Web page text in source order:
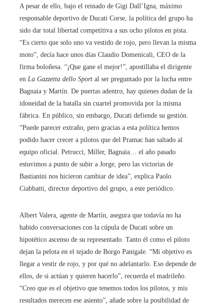
A pesar de ello, bajo el reinado de Gigi Dall’Igna, máximo
responsable deportivo de Ducati Corse, la política del grupo ha
sido dar total libertad competitiva a sus ocho pilotos en pista.
“Es cierto que solo uno va vestido de rojo, pero llevan la misma
moto”, decía hace unos días Claudio Domenicali, CEO de la
firma boloñesa. “¡Que gane el mejor!”, apostillaba el dirigente
en La Gazzetta dello Sport al ser preguntado por la lucha entre
Bagnaia y Martín. De puertas adentro, hay quienes dudan de la
idoneidad de la batalla sin cuartel promovida por la misma
fábrica. En público, sin embargo, Ducati defiende su gestión.
“Puede parecer extraño, pero gracias a esta política hemos
podido hacer crecer a pilotos que del Pramac han saltado al
equipo oficial. Petrucci, Miller, Bagnaia… el año pasado
estuvimos a punto de subir a Jorge, pero las victorias de
Bastianini nos hicieron cambiar de idea”, explica Paolo
Ciabbatti, director deportivo del grupo, a este periódico.
Albert Valera, agente de Martín, asegura que todavía no ha
habido conversaciones con la cúpula de Ducati sobre un
hipotético ascenso de su representado. Tanto él como el piloto
dejan la pelota en el tejado de Borgo Panigale. “Mi objetivo es
llegar a vestir de rojo, y por qué no adelantarlo. Eso depende de
ellos, de si actúan y quieren hacerlo”, recuerda el madrileño.
“Creo que es el objetivo que tenemos todos los pilotos, y mis
resultados merecen ese asiento”, añade sobre la posibilidad de